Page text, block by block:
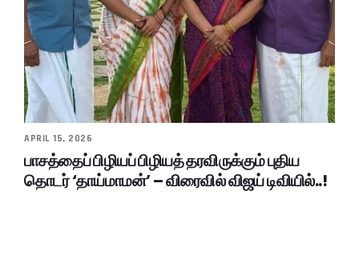
APRIL 15, 2026
பாசத்தைப் பிழியப் பிழியத் தரவிருக்கும் புதிய
தொடர் ‘தாய்மாமன்’ – விரைவில் விஜய் டிவியில்..!